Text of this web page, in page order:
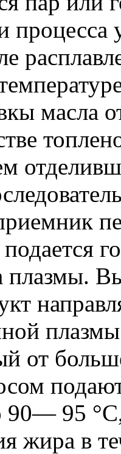
процесса
масла
плазмы.
от
90— 95
жира в